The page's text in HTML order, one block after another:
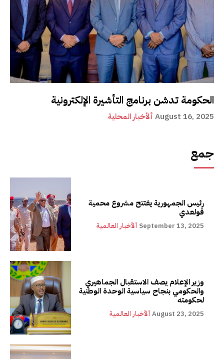
الحكومة تدشن برنامج التأشيرة الإلكترونية
ألأخبار المحلية August 16, 2025
جمع
رئيس الجمهورية يفتتح مشروع محمية
قولعدي
ألأخبار العالمية September 13, 2025
وزير الإعلام يصف الاستقبال الجماهيري
والحكومي بنجاح سياسية الوحدة الوطنية
لحكومته
ألأخبار العالمية August 23, 2025